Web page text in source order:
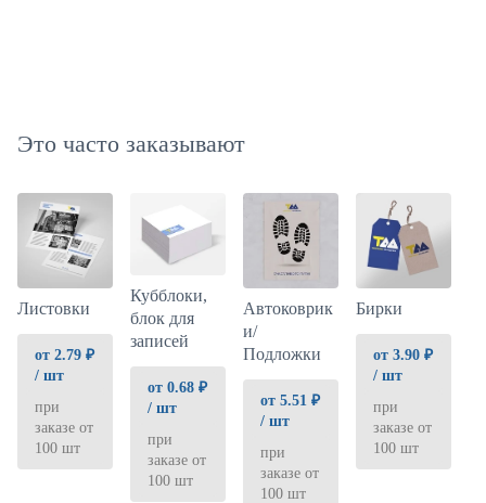
Это часто заказывают
Листовки
от 2.79 ₽
/ шт
при
заказе от
100 шт
Кубблоки,
блок для
записей
от 0.68 ₽
/ шт
при
заказе от
100 шт
Автоковрик
и/
Подложки
от 5.51 ₽
/ шт
при
заказе от
100 шт
Бирки
от 3.90 ₽
/ шт
при
заказе от
100 шт